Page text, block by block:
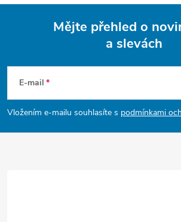
p
a
Mějte přehled o
a slevách
E-mail
Vložením e-mailu souhlasíte s podmínkami